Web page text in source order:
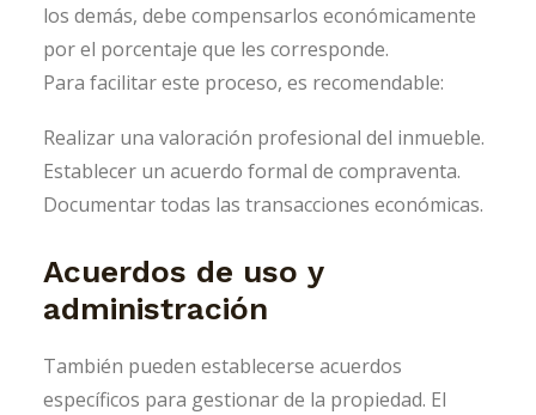
los demás, debe compensarlos económicamente
por el porcentaje que les corresponde.
Para facilitar este proceso, es recomendable:
Realizar una valoración profesional del inmueble.
Establecer un acuerdo formal de compraventa.
Documentar todas las transacciones económicas.
Acuerdos de uso y
administración
También pueden establecerse acuerdos
específicos para gestionar de la propiedad. El